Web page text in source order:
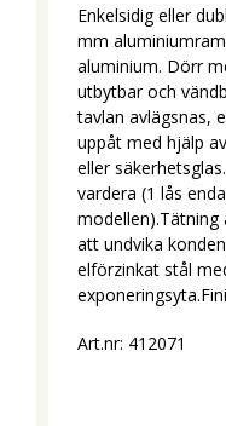
Enkelsidig eller
mm
aluminium. Dörr
utbytbar och
tavlan avlägsnas,
uppåt med hjälp
eller
vardera (1 lås
att undvika
elförzinkat stål
Art.nr: 412071